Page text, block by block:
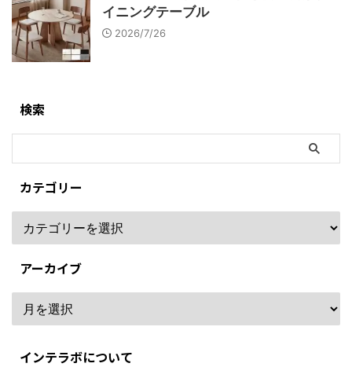
イニングテーブル
2026/7/26
検索
カテゴリー
アーカイブ
インテラボについて